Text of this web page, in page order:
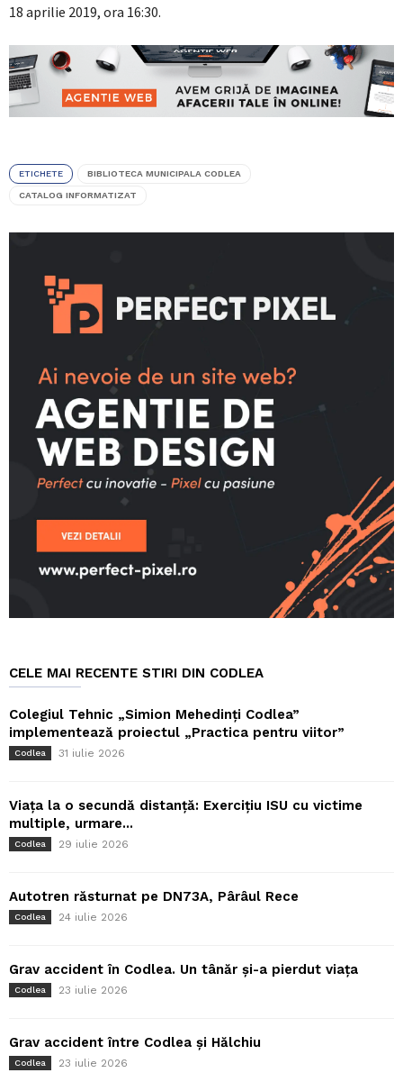
18 aprilie 2019, ora 16:30.
ETICHETE BIBLIOTECA MUNICIPALA CODLEA
CATALOG INFORMATIZAT
CELE MAI RECENTE STIRI DIN CODLEA
Colegiul Tehnic „Simion Mehedinți Codlea”
implementează proiectul „Practica pentru viitor”
Codlea 31 iulie 2026
Viața la o secundă distanță: Exercițiu ISU cu victime
multiple, urmare...
Codlea 29 iulie 2026
Autotren răsturnat pe DN73A, Pârâul Rece
Codlea 24 iulie 2026
Grav accident în Codlea. Un tânăr și-a pierdut viața
Codlea 23 iulie 2026
Grav accident între Codlea și Hălchiu
Codlea 23 iulie 2026